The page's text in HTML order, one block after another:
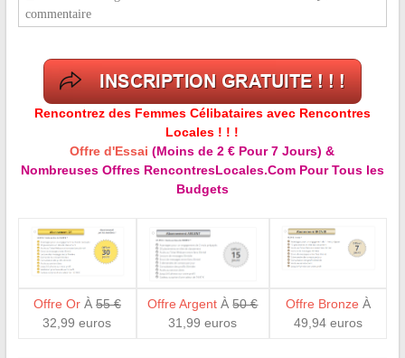
commentaire
Rencontrez des Femmes Célibataires avec Rencontres
Locales ! ! !
Offre d'Essai (Moins de 2 € Pour 7 Jours) &
Nombreuses Offres RencontresLocales.Com Pour Tous les
Budgets
Offre OrÀ 55 €
32,99 euros
Offre Argent À50 €
31,99 euros
Offre Bronze À
49,94 euros